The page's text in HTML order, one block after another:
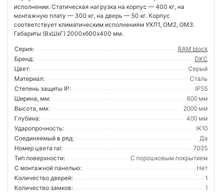
исполнении. Статическая нагрузка на корпус — 400 кг, на
монтажную плату — 300 кг, на дверь — 50 кг. Корпус
соответствует климатическим исполнениям УХЛ1, ОМ2, ОМ3.
Габариты (ВхШхГ) 2000х600х400 мм.
Серия:
RAM block
Бренд:
DKC
Цвет:
Серый
Материал:
Сталь
Степень защиты IP:
IP55
Ширина, мм:
600 мм
Высота, мм:
2000 мм
Глубина:
400 мм
Ударопрочность:
IK10
Соединяемый в ряд:
Да
Номер цвета ral:
7035
Тип поверхности:
С порошковым покрытием
С монтажной панелью:
Нет
Количество дверей:
1
Количество замков:
1